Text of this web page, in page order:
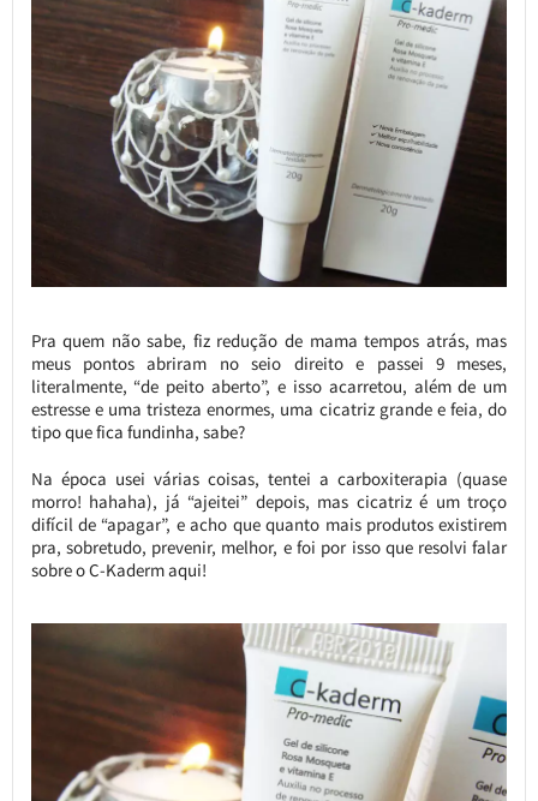
Pra quem não sabe, fiz redução de mama tempos atrás, mas
meus pontos abriram no seio direito e passei 9 meses,
literalmente, “de peito aberto”, e isso acarretou, além de um
estresse e uma tristeza enormes, uma cicatriz grande e feia, do
tipo que fica fundinha, sabe?
Na época usei várias coisas, tentei a carboxiterapia (quase
morro! hahaha), já “ajeitei” depois, mas cicatriz é um troço
difícil de “apagar”, e acho que quanto mais produtos existirem
pra, sobretudo, prevenir, melhor, e foi por isso que resolvi falar
sobre o C-Kaderm aqui!